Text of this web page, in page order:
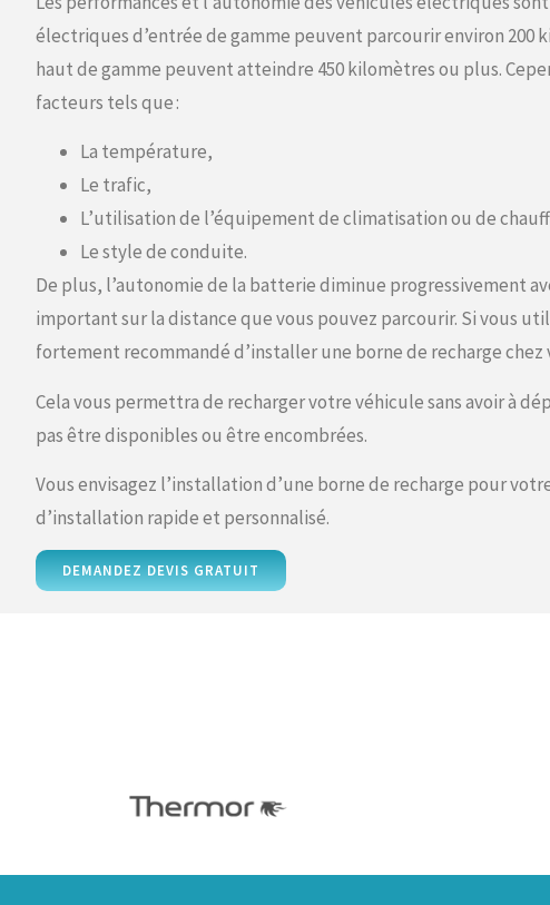
électriques d’entrée de gamme peuvent parcourir environ 200
haut de gamme peuvent atteindre 450 kilomètres ou plus.
facteurs tels que :
La température,
Le trafic,
L’utilisation de l’équipement de climatisation ou de
Le style de conduite.
De plus, l’autonomie de la batterie diminue progressivement
important sur la distance que vous pouvez parcourir. Si vous
fortement recommandé d’installer une borne de recharge chez
Cela vous permettra de recharger votre véhicule sans avoir à
pas être disponibles ou être encombrées.
Vous envisagez l’installation d’une borne de recharge pour
d’installation rapide et personnalisé.
DEMANDEZ DEVIS GRATUIT